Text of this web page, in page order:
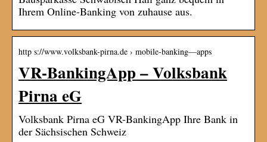
Ihrem Online-Banking von zuhause aus.
http s://www.volksbank-pirna.de › mobile-banking—apps
VR-BankingApp – Volksbank
Pirna eG
Volksbank Pirna eG VR-BankingApp Ihre Bank in
der Sächsischen Schweiz